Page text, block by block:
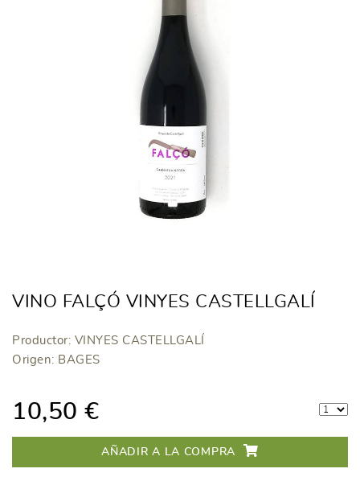
VINO FALÇÓ VINYES CASTELLGALÍ
Productor: VINYES CASTELLGALÍ
Origen: BAGES
10,50 €
AÑADIR A LA COMPRA